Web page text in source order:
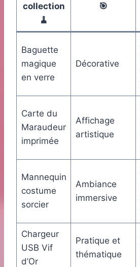
collection
🧹
🎯
Baguette
magique
en verre
Décorative
Carte du
Maraudeur
imprimée
Affichage
artistique
Mannequin
costume
sorcier
Ambiance
immersive
Chargeur
USB Vif
d’Or
Pratique et
thématique